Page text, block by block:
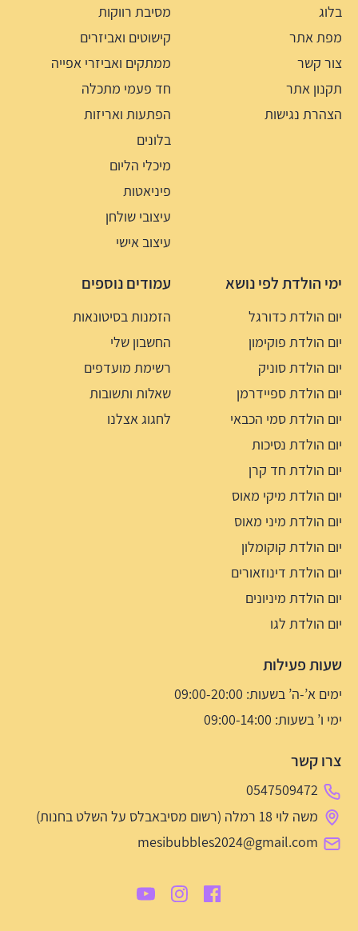
בלוג
מפת אתר
צור קשר
תקנון אתר
הצהרת נגישות
מסיבת רווקות
קישוטים ואביזרים
ממתקים ואביזרי אפייה
חד פעמי מתכלה
הפתעות ואריזות
בלונים
מיכלי הליום
פיניאטות
עיצובי שולחן
עיצוב אישי
ימי הולדת לפי נושא
יום הולדת כדורגל
יום הולדת פוקימון
יום הולדת סוניק
יום הולדת ספיידרמן
יום הולדת סמי הכבאי
יום הולדת נסיכות
יום הולדת חד קרן
יום הולדת מיקי מאוס
יום הולדת מיני מאוס
יום הולדת קוקומלון
יום הולדת דינוזאורים
יום הולדת מיניונים
יום הולדת לגו
עמודים נוספים
הזמנות בסיטונאות
החשבון שלי
רשימת מועדפים
שאלות ותשובות
לחגוג אצלנו
שעות פעילות
ימים א’-ה’ בשעות: 09:00-20:00
ימי ו’ בשעות: 09:00-14:00
צרו קשר
0547509472
משה לוי 18 רמלה (רשום מסיבאבלס על השלט בחנות)
mesibubbles2024@gmail.com